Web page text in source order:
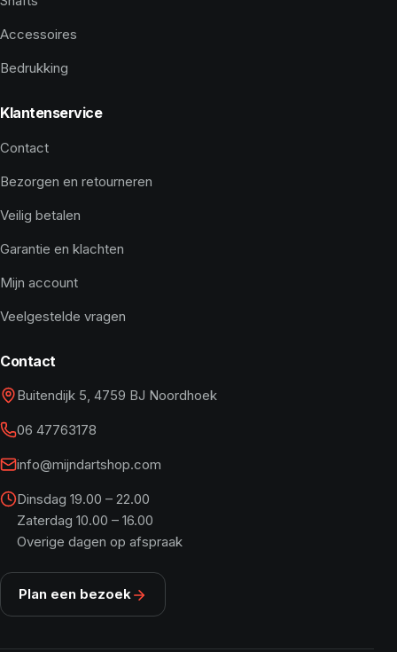
Accessoires
Bedrukking
Klantenservice
Contact
Bezorgen en retourneren
Veilig betalen
Garantie en klachten
Mijn account
Veelgestelde vragen
Contact
Buitendijk 5, 4759 BJ Noordhoek
06 47763178
info@mijndartshop.com
Dinsdag 19.00 – 22.00
Zaterdag 10.00 – 16.00
Overige dagen op afspraak
Plan een bezoek